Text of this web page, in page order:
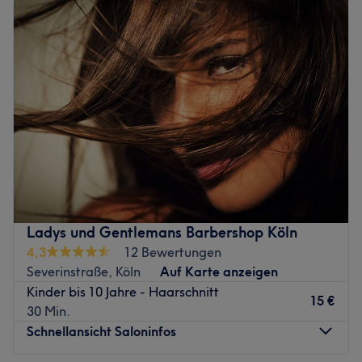
möglich ist. Bei einem heißen sowie kalten Getränk kannst
du dich zurücklehnen und die entspannte Atmosphäre
genießen. Die zentrale Lage ermöglicht ein einfaches
Ankommen. Es kann also direkt losgehen!
Zurück zur Salonansicht
Dienstag
Mittwoch
09:00
Donnerstag
09:00
18:00
Freitag
09:00–18:00
Samstag
09:00–17:00
Sonntag
Geschlossen
Sich wohl zu fühlen ist der Schlüssel zum inneren Strahlen!
Genau deswegen wird im Kosmetik- und Friseurstudio
Aktiv-Styling-Kosmetik, direkt in Altstadt-Süd größten
Wert darauf gelegt, neben ausgiebigen
Schönheitsbehandlungen eine absolut ungestörte und
harmonische Atmosphäre zu schaffen – und zwar
ausschließlich für die weibliche Kundschaft. Buche dir
deinen Wunschtermin doch einfach selbst – bequem und
online über Treatwell.
Ungezwungen und ungestört Haare schneiden,
Ladys und Gentlemans Barbershop Köln
4,3
12 Bewertungen
Severinstraße, Köln
Auf Karte anzeigen
Kinder bis 10 Jahre - Haarschnitt
30 Min.
15 €
Schnellansicht Saloninfos